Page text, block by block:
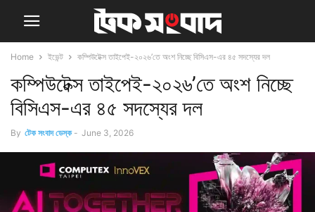
Home ইভেন্ট কম্পিউটেক্স তাইপেই-২০২৬’তে অংশ নিচ্ছে বিসিএস-এর ৪৫ সদস্যের দল
কম্পিউটেক্স তাইপেই-২০২৬’তে অংশ নিচ্ছে
বিসিএস-এর ৪৫ সদস্যের দল
By টেক সংবাদ ডেস্ক - June 3, 2026